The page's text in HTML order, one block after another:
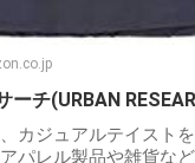
ーチ(URBAN
カジュアルテイスト
パレル製品や雑貨な